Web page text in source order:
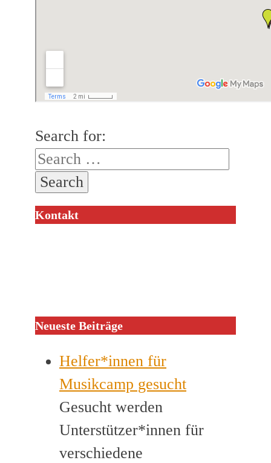
Search for:
Kontakt
Neueste Beiträge
Helfer*innen für
Musikcamp gesucht
Gesucht werden
Unterstützer*innen für
verschiedene